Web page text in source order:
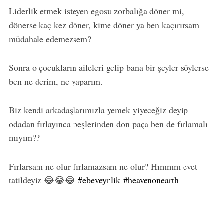
Liderlik etmek isteyen egosu zorbalığa döner mi,
dönerse kaç kez döner, kime döner ya ben kaçırırsam
müdahale edemezsem?
Sonra o çocukların aileleri gelip bana bir şeyler söylerse
ben ne derim, ne yaparım.
Biz kendi arkadaşlarımızla yemek yiyeceğiz deyip
odadan fırlayınca peşlerinden don paça ben de fırlamalı
mıyım??
Fırlarsam ne olur fırlamazsam ne olur? Hımmm evet
tatildeyiz 😂😂😂 #ebeveynlik #heavenonearth